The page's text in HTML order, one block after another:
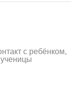
с ребёнком,